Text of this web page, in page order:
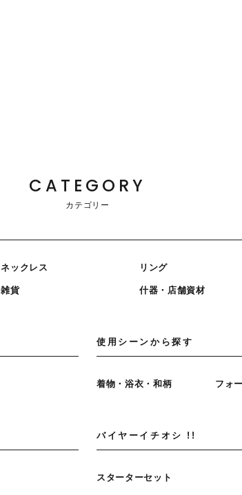
CATEGORY
カテゴリー
ネックレス
雑貨
リング
什器・店舗資材
使用シーンから探す
着物・浴衣・和柄 フォ
バイヤーイチオシ !!
スターターセット